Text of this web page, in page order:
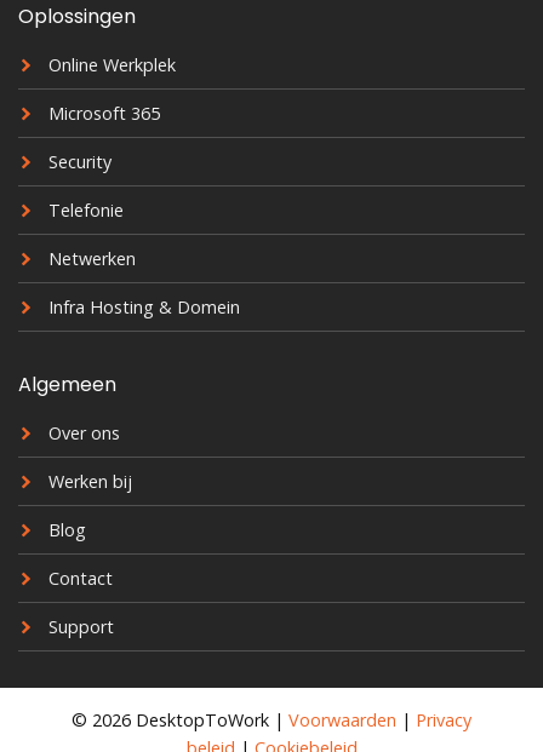
Oplossingen
Online Werkplek
Microsoft 365
Security
Telefonie
Netwerken
Infra Hosting & Domein
Algemeen
Over ons
Werken bij
Blog
Contact
Support
© 2026 DesktopToWork | Voorwaarden | Privacy